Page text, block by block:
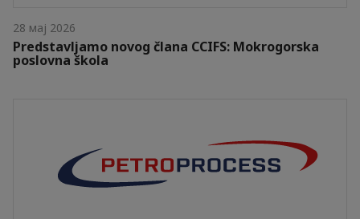
28 мај 2026
Predstavljamo novog člana CCIFS: Mokrogorska
poslovna škola